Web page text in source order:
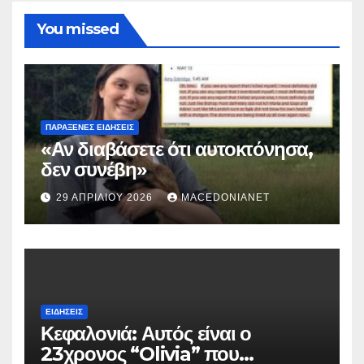
You missed
ΠΑΡΆΞΕΝΕΣ ΕΙΔΉΣΕΙΣ
«Αν διαβάσετε ότι αυτοκτόνησα,
δεν συνέβη»
29 ΑΠΡΙΛΊΟΥ 2026 MACEDONIANET
ΕΙΔΉΣΕΙΣ
Κεφαλονιά: Αυτός είναι ο
23χρονος “Olivia” που